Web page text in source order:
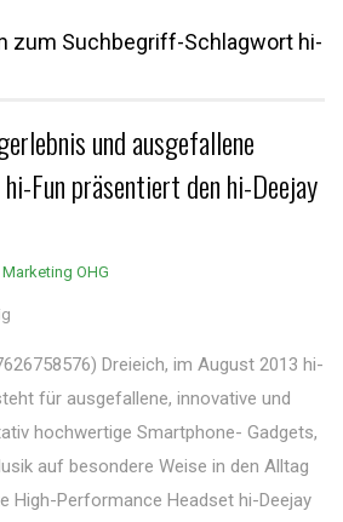
zum Suchbegriff-Schlagwort hi-
und ausgefallene
Fun präsentiert den hi-Deejay
OHG
Dreieich, im August 2013 hi-
für ausgefallene, innovative und
hochwertige Smartphone- Gadgets,
auf besondere Weise in den Alltag
High-Performance Headset hi-Deejay